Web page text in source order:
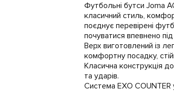
Футбольні бутси Joma
класичний стиль,
поєднує перевірені
почуватися впевнено
Верх виготовлений із
комфортну посадку,
Класична конструкція
та ударів.
Система EXO COUNTER